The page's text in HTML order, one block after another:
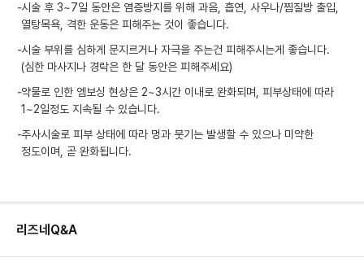
-시술 후 3~7일 동안은 염증방지를 위해 과음, 흡연, 사우나/찜질방 출입,
열탕목욕, 격한 운동은 피해주는 것이 좋습니다.
-시술 부위를 심하게 문지르거나 자극을 주는건 피해주시는게 좋습니다.
(심한 마사지나 경락은 한 달 동안은 피해주세요)
-약물로 인한 엠보싱 현상은 2~3시간 이내로 완화되며, 피부상태에 따라
1~2일정도 지속될 수 있습니다.
-주사시술로 피부 상태에 따라 멍과 붓기는 발생할 수 있으나 미약한
정도이며, 곧 완화됩니다.
리즈네 Q&A